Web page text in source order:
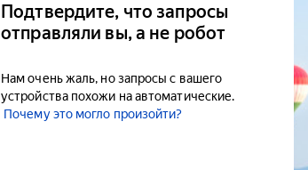
Подтвердите, что запросы
отправляли вы, а не робот
Нам очень жаль, но запросы с вашего
устройства похожи на автоматические.
Почему это могло произойти?